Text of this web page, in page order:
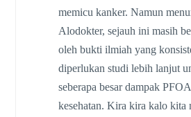
memicu kanker. Namun
Alodokter, sejauh ini masih
oleh bukti ilmiah yang
diperlukan studi lebih lanjut
seberapa besar dampak
kesehatan. Kira kira kalo kita